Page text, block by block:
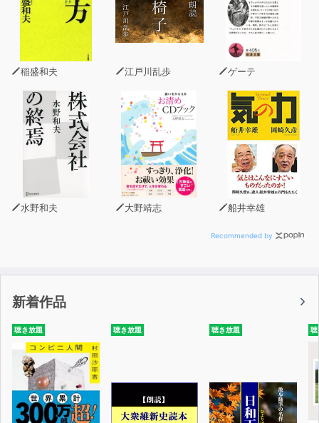
稲盛和夫 江戸川乱歩 ゲーテ
水野和夫 大野靖志 船井幸雄
Recommended by
新着作品
聴き放題 聴き放題 聴き放題 聴